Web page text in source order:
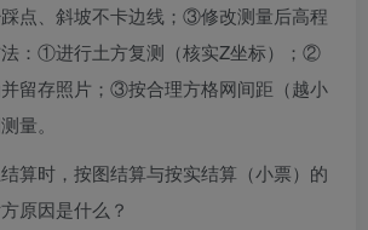
点、斜坡不卡边线；③修改测量后高程
：①进行土方复测（核实Z坐标）；②
留存照片；③按合理方格网间距（越小
量。
算时，按图结算与按实结算（小票）的
原因是什么？